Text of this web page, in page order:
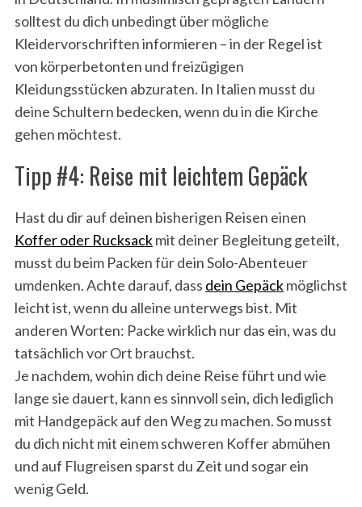
solltest du dich unbedingt über mögliche
Kleidervorschriften informieren – in der Regel ist
von körperbetonten und freizügigen
Kleidungsstücken abzuraten. In Italien musst du
deine Schultern bedecken, wenn du in die Kirche
gehen möchtest.
Tipp #4: Reise mit leichtem Gepäck
Hast du dir auf deinen bisherigen Reisen einen
Koffer oder Rucksackmit deiner Begleitung geteilt,
musst du beim Packen für dein Solo-Abenteuer
umdenken. Achte darauf, dass dein Gepäckmöglichst
leicht ist, wenn du alleine unterwegs bist. Mit
anderen Worten: Packe wirklich nur das ein, was du
tatsächlich vor Ort brauchst.
Je nachdem, wohin dich deine Reise führt und wie
lange sie dauert, kann es sinnvoll sein, dich lediglich
mit Handgepäck auf den Weg zu machen. So musst
du dich nicht mit einem schweren Koffer abmühen
und auf Flugreisen sparst du Zeit und sogar ein
wenig Geld.